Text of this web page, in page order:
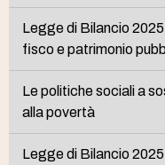
Legge di Bilancio
fisco e patrimonio
Le politiche sociali a
alla povertà
Legge di Bilancio